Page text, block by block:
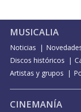
MUSICALIA
Noticias
Discos históricos
Artistas y grupos
CINEMANÍA